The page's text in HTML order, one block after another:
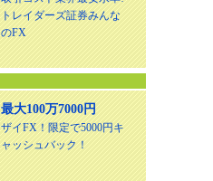
トレイダーズ証券みんな
のFX
最大100万7000円
ザイFX！限定で5000円キ
ャッシュバック！